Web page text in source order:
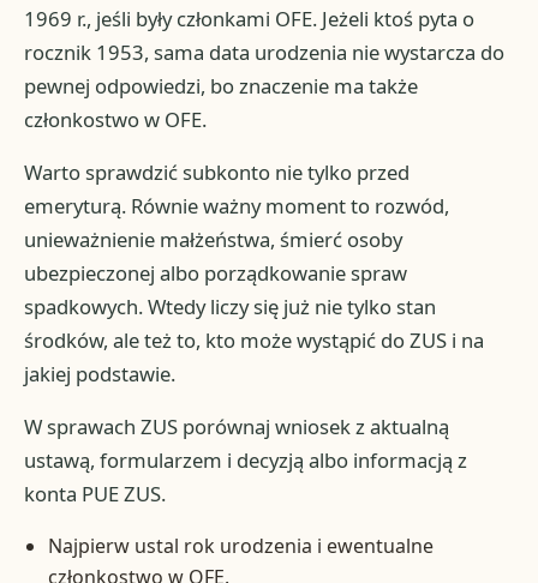
1969 r., jeśli były członkami OFE. Jeżeli ktoś pyta o
rocznik 1953, sama data urodzenia nie wystarcza do
pewnej odpowiedzi, bo znaczenie ma także
członkostwo w OFE.
Warto sprawdzić subkonto nie tylko przed
emeryturą. Równie ważny moment to rozwód,
unieważnienie małżeństwa, śmierć osoby
ubezpieczonej albo porządkowanie spraw
spadkowych. Wtedy liczy się już nie tylko stan
środków, ale też to, kto może wystąpić do ZUS i na
jakiej podstawie.
W sprawach ZUS porównaj wniosek z aktualną
ustawą, formularzem i decyzją albo informacją z
konta PUE ZUS.
Najpierw ustal rok urodzenia i ewentualne
członkostwo w OFE.